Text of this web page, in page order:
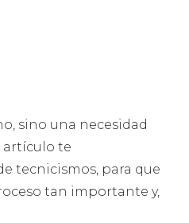
sino una necesidad
artículo te
tecnicismos, para que
tan importante y,